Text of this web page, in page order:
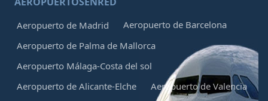
Aeropuerto de Madrid
Aeropuerto de Barcelona
Aeropuerto de Palma de Mallorca
Aeropuerto Málaga-Costa del sol
Aeropuerto de Alicante-Elche
Aeropuerto de Valencia